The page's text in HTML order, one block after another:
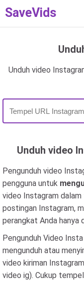
SaveVids
Unduh video
Unduh video
Pengunduh video
pengguna untuk
video Instagram
postingan Instagram,
perangkat Anda hanya
Pengunduh Video
mengunduh atau
video kiriman
video ig). Cukup